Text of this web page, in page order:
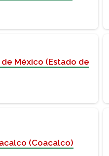
México (Estado de
(Coacalco)